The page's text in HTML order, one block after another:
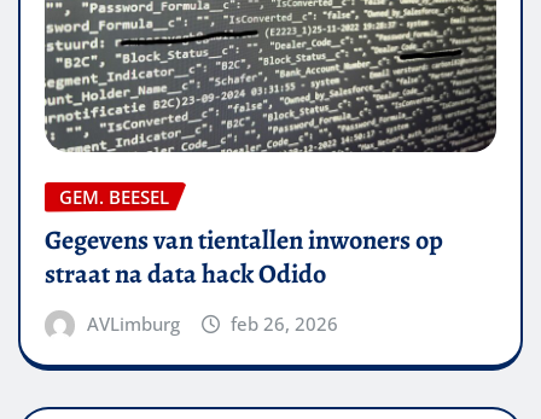
GEM. BEESEL
Gegevens van tientallen inwoners op
straat na data hack Odido
AVLimburg feb 26, 2026